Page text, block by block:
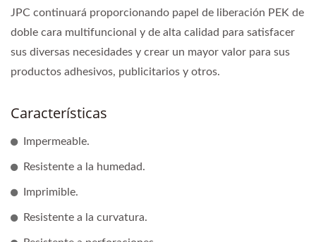
JPC continuará proporcionando papel de liberación PEK de
doble cara multifuncional y de alta calidad para satisfacer
sus diversas necesidades y crear un mayor valor para sus
productos adhesivos, publicitarios y otros.
Características
Impermeable.
Resistente a la humedad.
Imprimible.
Resistente a la curvatura.